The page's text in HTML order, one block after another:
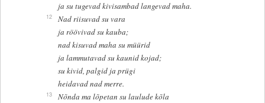
ja su tugevad kivisambad langevad maha.
12
Nad riisuvad su vara
ja röövivad su kauba;
nad kisuvad maha su müürid
ja lammutavad su kaunid kojad;
su kivid, palgid ja prügi
heidavad nad merre.
13
Nõnda ma lõpetan su laulude kõla